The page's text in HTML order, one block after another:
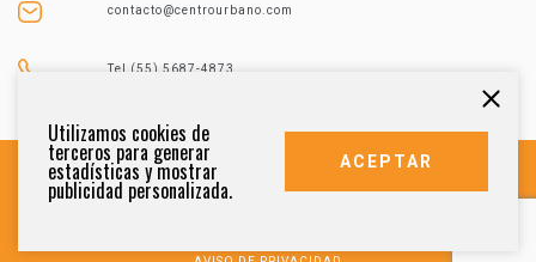
contacto@centrourbano.com
Tel (55) 5687-4873
Utilizamos cookies de
terceros para generar
estadísticas y mostrar
publicidad personalizada.
ACEPTAR